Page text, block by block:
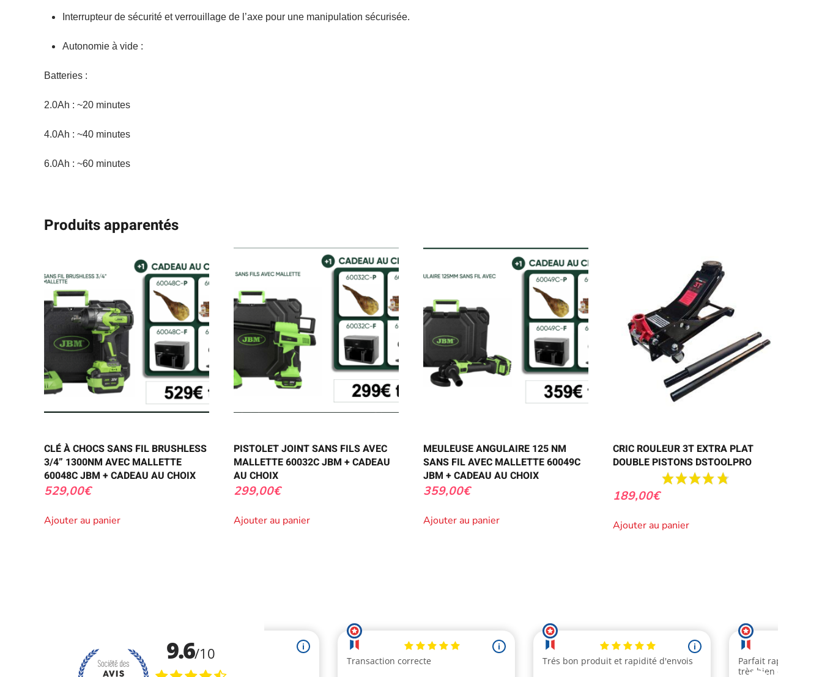
Interrupteur de sécurité et verrouillage de l’axe pour une manipulation sécurisée.
Autonomie à vide :
Batteries :
2.0Ah : ~20 minutes
4.0Ah : ~40 minutes
6.0Ah : ~60 minutes
Produits apparentés
CLÉ À CHOCS SANS FIL BRUSHLESS
3/4” 1300NM AVEC MALLETTE
60048C JBM + CADEAU AU CHOIX
529,00€
Ajouter au panier
PISTOLET JOINT SANS FILS AVEC
MALLETTE 60032C JBM + CADEAU
AU CHOIX
299,00€
Ajouter au panier
MEULEUSE ANGULAIRE 125 NM
SANS FIL AVEC MALLETTE 60049C
JBM + CADEAU AU CHOIX
359,00€
Ajouter au panier
CRIC ROULEUR 3T EXTRA PLAT
DOUBLE PISTONS DSTOOLPRO
189,00€
Ajouter au panier